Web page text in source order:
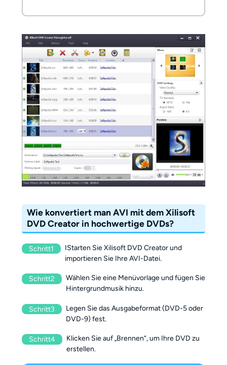
Wie konvertiert man AVI mit dem Xilisoft
DVD Creator in hochwertige DVDs?
Schritt1
IStarten Sie Xilisoft DVD Creator und
importieren Sie Ihre AVI-Datei.
Schritt2
Wählen Sie eine Menüvorlage und fügen Sie
Hintergrundmusik hinzu.
Schritt3
Legen Sie das Ausgabeformat (DVD-5 oder
DVD-9) fest.
Schritt4
Klicken Sie auf „Brennen“, um Ihre DVD zu
erstellen.